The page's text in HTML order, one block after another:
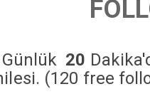
Günlük 20
(120 free